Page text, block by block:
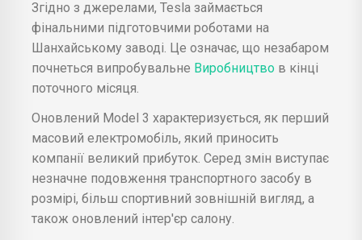
Згідно з джерелами, Tesla займається
фінальними підготовчими роботами на
Шанхайському заводі. Це означає, що незабаром
почнеться випробувальне Виробництво в кінці
поточного місяця.
Оновлений Model 3 характеризується, як перший
масовий електромобіль, який приносить
компанії великий прибуток. Серед змін виступає
незначне подовження транспортного засобу в
розмірі, більш спортивний зовнішній вигляд, а
також оновлений інтер'єр салону.